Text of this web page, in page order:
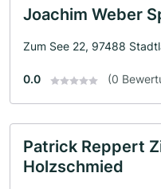
Joachim Weber
Zum See 22, 97488
0.0 (0
Patrick Reppert
Holzschmied